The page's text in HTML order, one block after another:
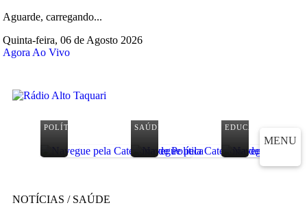
Aguarde, carregando...
Quinta-feira, 06 de Agosto 2026
Agora Ao Vivo
MENU
POLÍTICA SAÚDE EDUCAÇÃO
NOTÍCIAS / SAÚDE